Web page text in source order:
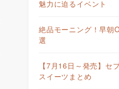
魅力に迫るイベント
絶品モーニング！早朝
選
【7月16日～発売】セ
スイーツまとめ